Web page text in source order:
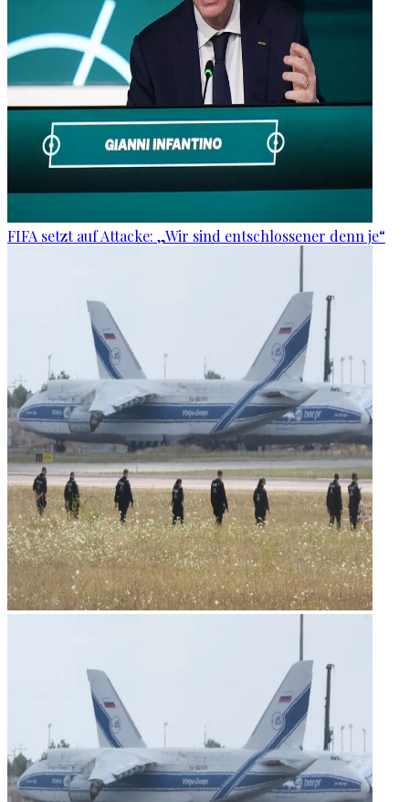
FIFA setzt auf Attacke: „Wir sind entschlossener denn je“